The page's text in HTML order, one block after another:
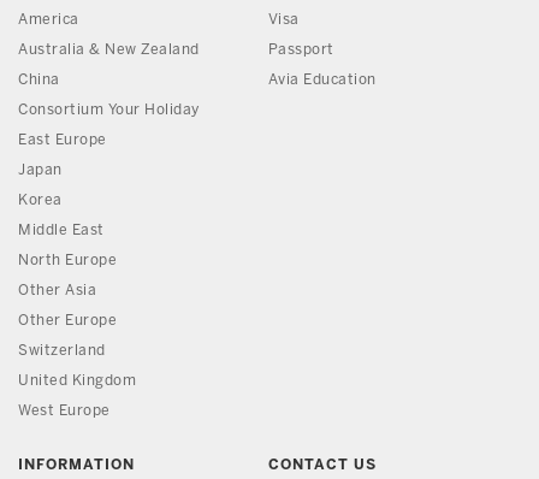
America
Australia & New Zealand
China
Consortium Your Holiday
East Europe
Japan
Korea
Middle East
North Europe
Other Asia
Other Europe
Switzerland
United Kingdom
West Europe
Visa
Passport
Avia Education
INFORMATION CONTACT US